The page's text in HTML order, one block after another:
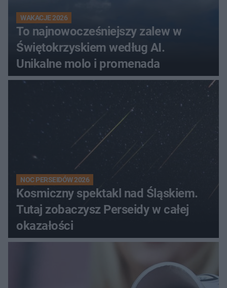
WAKACJE 2026
To najnowocześniejszy zalew w
Świętokrzyskiem według AI.
Unikalne molo i promenada
NOC PERSEIDÓW 2026
Kosmiczny spektakl nad Śląskiem.
Tutaj zobaczysz Perseidy w całej
okazałości